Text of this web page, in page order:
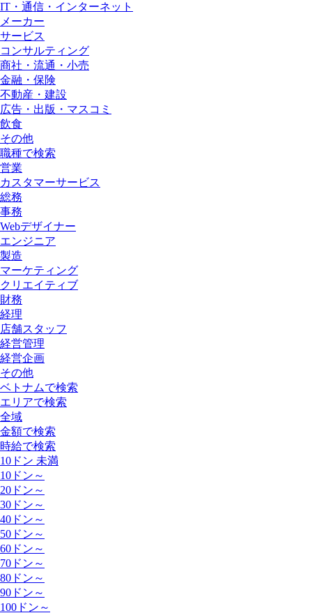
IT・通信・インターネット
メーカー
サービス
コンサルティング
商社・流通・小売
金融・保険
不動産・建設
広告・出版・マスコミ
飲食
その他
職種で検索
営業
カスタマーサービス
総務
事務
Webデザイナー
エンジニア
製造
マーケティング
クリエイティブ
財務
経理
店舗スタッフ
経営管理
経営企画
その他
ベトナムで検索
エリアで検索
全域
金額で検索
時給で検索
10ドン 未満
10ドン～
20ドン～
30ドン～
40ドン～
50ドン～
60ドン～
70ドン～
80ドン～
90ドン～
100ドン～